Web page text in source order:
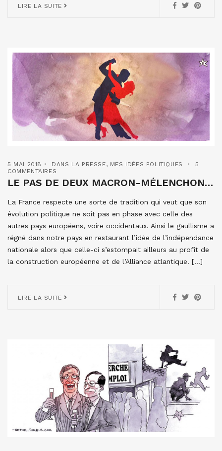
LIRE LA SUITE
5 MAI 2018 DANS LA PRESSE, MES IDÉES POLITIQUES
5
COMMENTAIRES
LE PAS DE DEUX MACRON-MÉLENCHON…
La France respecte une sorte de tradition qui veut que son
évolution politique ne soit pas en phase avec celle des
autres pays européens, voire occidentaux. Ainsi le gaullisme a
régné dans notre pays en restaurant l’idée de l’indépendance
nationale alors que celle-ci s’estompait ailleurs au profit de
la construction européenne et de l’Alliance atlantique. […]
LIRE LA SUITE